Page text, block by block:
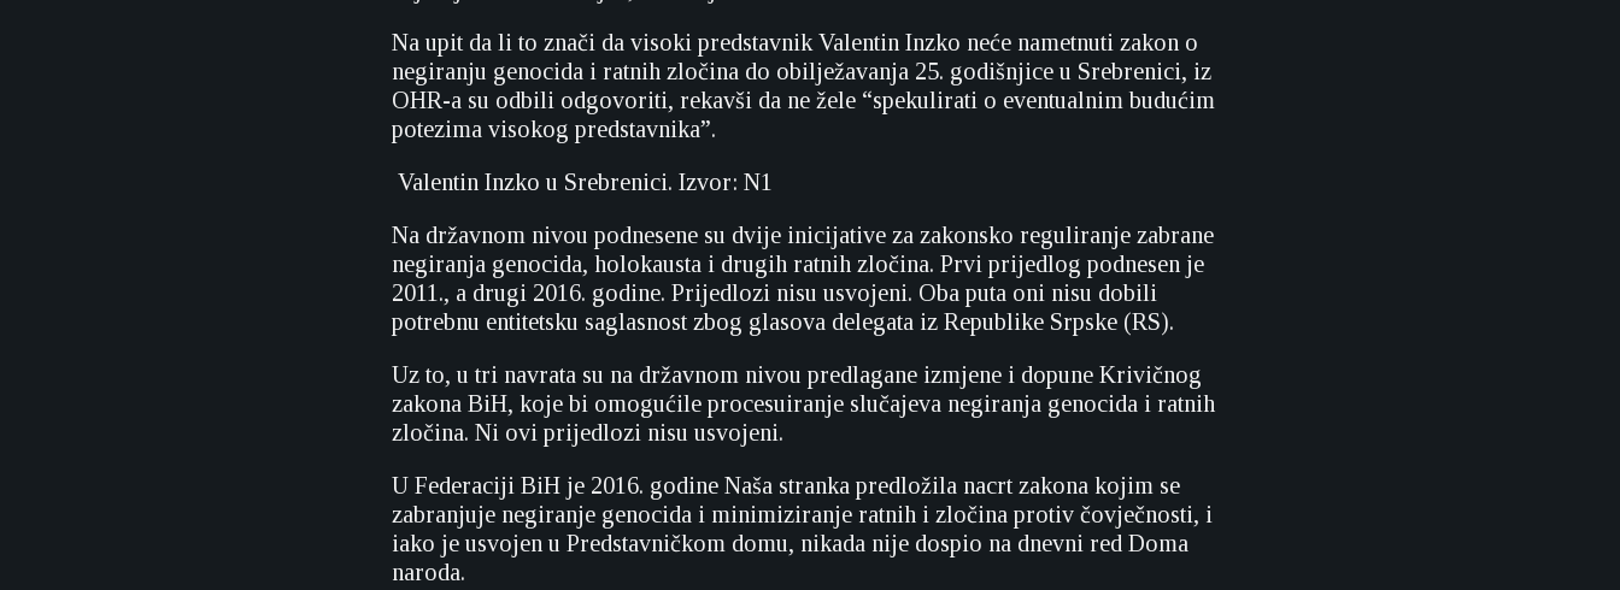
Na upit da li to znači da visoki predstavnik Valentin Inzko neće nametnuti zakon o
negiranju genocida i ratnih zločina do obilježavanja 25. godišnjice u Srebrenici, iz
OHR-a su odbili odgovoriti, rekavši da ne žele “spekulirati o eventualnim budućim
potezima visokog predstavnika”.
Valentin Inzko u Srebrenici. Izvor: N1
Na državnom nivou podnesene su dvije inicijative za zakonsko reguliranje zabrane
negiranja genocida, holokausta i drugih ratnih zločina. Prvi prijedlog podnesen je
2011., a drugi 2016. godine. Prijedlozi nisu usvojeni. Oba puta oni nisu dobili
potrebnu entitetsku saglasnost zbog glasova delegata iz Republike Srpske (RS).
Uz to, u tri navrata su na državnom nivou predlagane izmjene i dopune Krivičnog
zakona BiH, koje bi omogućile procesuiranje slučajeva negiranja genocida i ratnih
zločina. Ni ovi prijedlozi nisu usvojeni.
U Federaciji BiH je 2016. godine Naša stranka predložila nacrt zakona kojim se
zabranjuje negiranje genocida i minimiziranje ratnih i zločina protiv čovječnosti, i
iako je usvojen u Predstavničkom domu, nikada nije dospio na dnevni red Doma
naroda.